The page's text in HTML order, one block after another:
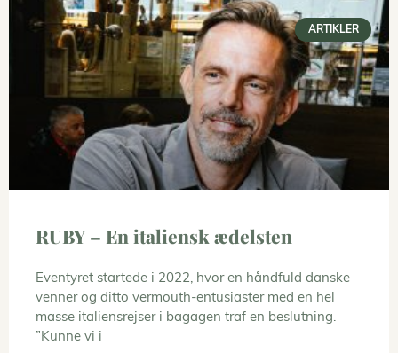
ARTIKLER
RUBY – En italiensk ædelsten
Eventyret startede i 2022, hvor en håndfuld danske
venner og ditto vermouth-entusiaster med en hel
masse italiensrejser i bagagen traf en beslutning.
”Kunne vi i